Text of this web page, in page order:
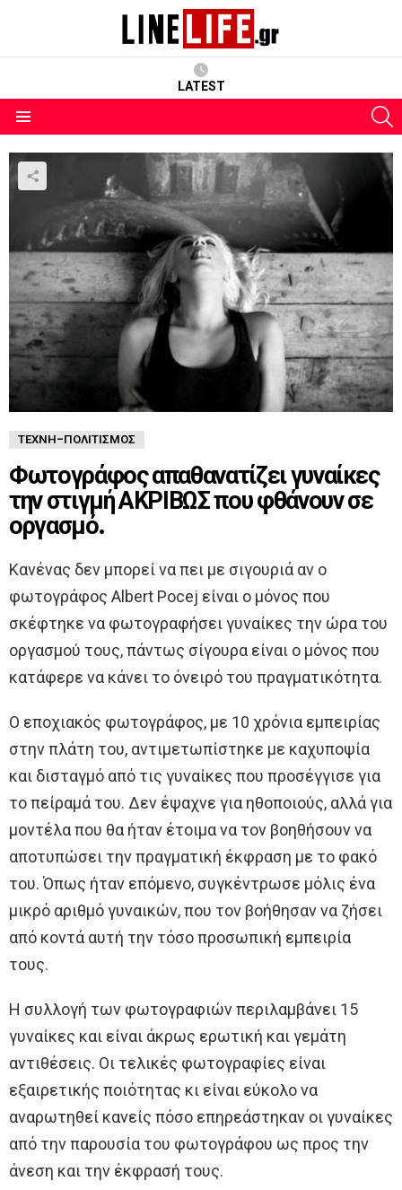
LATEST
ΤΈΧΝΗ-ΠΟΛΙΤΙΣΜΌΣ
Φωτογράφος απαθανατίζει γυναίκες
την στιγμή ΑΚΡΙΒΩΣ που φθάνουν σε
οργασμό.
Kανένας δεν μπορεί να πει με σιγουριά αν ο
φωτογράφος Albert Pocej είναι ο μόνος που
σκέφτηκε να φωτογραφήσει γυναίκες την ώρα του
οργασμού τους, πάντως σίγουρα είναι ο μόνος που
κατάφερε να κάνει το όνειρό του πραγματικότητα.
Ο εποχιακός φωτογράφος, με 10 χρόνια εμπειρίας
στην πλάτη του, αντιμετωπίστηκε με καχυποψία
και δισταγμό από τις γυναίκες που προσέγγισε για
το πείραμά του. Δεν έψαχνε για ηθοποιούς, αλλά για
μοντέλα που θα ήταν έτοιμα να τον βοηθήσουν να
αποτυπώσει την πραγματική έκφραση με το φακό
του. Όπως ήταν επόμενο, συγκέντρωσε μόλις ένα
μικρό αριθμό γυναικών, που τον βοήθησαν να ζήσει
από κοντά αυτή την τόσο προσωπική εμπειρία
τους.
Η συλλογή των φωτογραφιών περιλαμβάνει 15
γυναίκες και είναι άκρως ερωτική και γεμάτη
αντιθέσεις. Οι τελικές φωτογραφίες είναι
εξαιρετικής ποιότητας κι είναι εύκολο να
αναρωτηθεί κανείς πόσο επηρεάστηκαν οι γυναίκες
από την παρουσία του φωτογράφου ως προς την
άνεση και την έκφρασή τους.